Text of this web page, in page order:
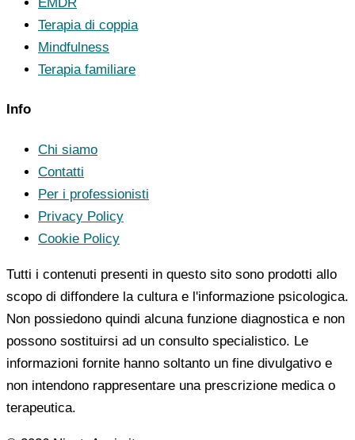
Terapia di coppia
Mindfulness
Terapia familiare
Info
Chi siamo
Contatti
Per i professionisti
Privacy Policy
Cookie Policy
Tutti i contenuti presenti in questo sito sono prodotti allo
scopo di diffondere la cultura e l'informazione psicologica.
Non possiedono quindi alcuna funzione diagnostica e non
possono sostituirsi ad un consulto specialistico. Le
informazioni fornite hanno soltanto un fine divulgativo e
non intendono rappresentare una prescrizione medica o
terapeutica.